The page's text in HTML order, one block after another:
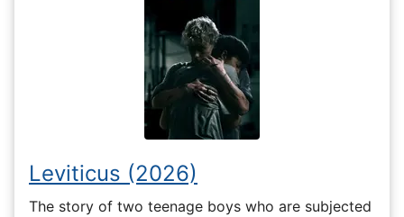
Leviticus (2026)
The story of two teenage boys who are subjected